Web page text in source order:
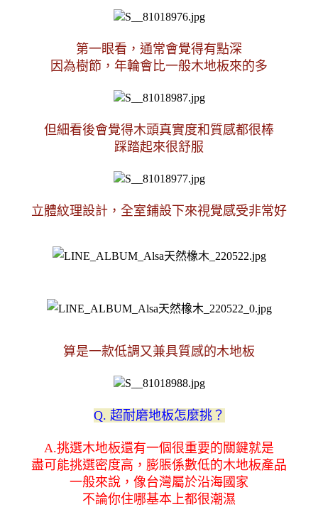
第一眼看，通常會覺得有點深
因為樹節，年輪會比一般木地板來的多
但細看後會覺得木頭真實度和質感都很棒
踩踏起來很舒服
立體紋理設計，全室鋪設下來視覺感受非常好
算是一款低調又兼具質感的木地板
Q. 超耐磨地板怎麼挑？
A.挑選木地板還有一個很重要的關鍵就是
盡可能挑選密度高，膨脹係數低的木地板產品
一般來說，像台灣屬於沿海國家
不論你住哪基本上都很潮濕